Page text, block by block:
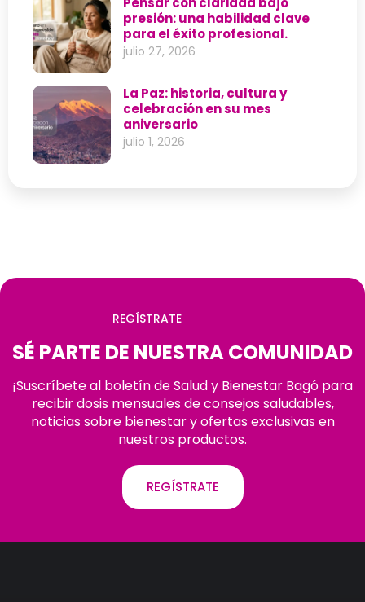
presión: una habilidad clave
para el éxito profesional.
julio 27, 2026
La Paz: historia, cultura y
celebración en su mes
aniversario
julio 1, 2026
REGÍSTRATE
SÉ PARTE DE NUESTRA COMUNIDAD
¡Suscríbete al boletín de Salud y Bienestar Bagó para
recibir dosis mensuales de consejos saludables,
noticias sobre bienestar y ofertas exclusivas en
nuestros productos.
REGÍSTRATE